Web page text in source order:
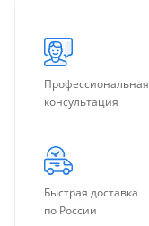
Профессиональная
консультация
Быстрая доставка
по России